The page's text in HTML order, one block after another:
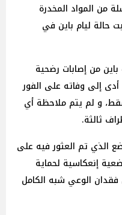
من المواد المخدرة
حالة ليام باين في
من إصابات رضحية
إلى وفاته على الفور
و لم يتم ملاحظة أي
ثالثة.
الذي تم العثور فيه على
إنعكاسية لحماية
الوعي شبه الكامل